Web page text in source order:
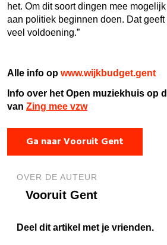
het. Om dit soort dingen mee
aan politiek beginnen doen. Dat geeft
veel voldoening.”
Alle info op www.wijkbudget.gent
Info over het Open muziekhuis op
van Zing mee vzw
Ga naar Vooruit Gent
OVER DE AUTEUR
Vooruit Gent
Deel dit artikel met je vrienden.